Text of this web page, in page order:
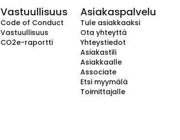
Vastuullisuus
Code of Conduct
Vastuullisuus
CO2e-raportti
Asiakaspalvelu
Tule asiakkaaksi
Ota yhteyttä
Yhteystiedot
Asiakastili
Asiakkaalle
Associate
Etsi myymälä
Toimittajalle